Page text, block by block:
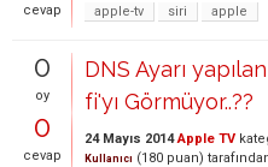
cevap
apple-tv
siri apple
0
oy
0
cevap
DNS Ayarı
fi'yı Görmüyor..??
24 Mayıs 2014 Apple TV
Kullanıcı (180 puan)